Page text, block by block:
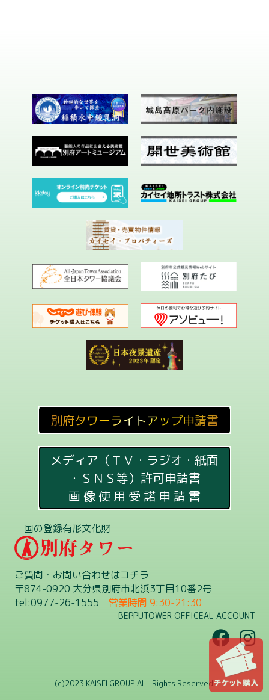
別府タワーライトアップ申請書
メディア（ＴＶ・ラジオ・紙面
・ＳＮＳ等）許可申請書
画 像 使 用 受 諾 申 請 書
国の登録有形文化財
ご質問・お問い合わせはコチラ
〒874-0920 大分県別府市北浜3丁目10番2号
tel:0977-26-1555
営業時間 9:30-21:30
BEPPUTOWER OFFICEAL ACCOUNT
(c)2023 KAISEI GROUP ALL Rights Reserved.